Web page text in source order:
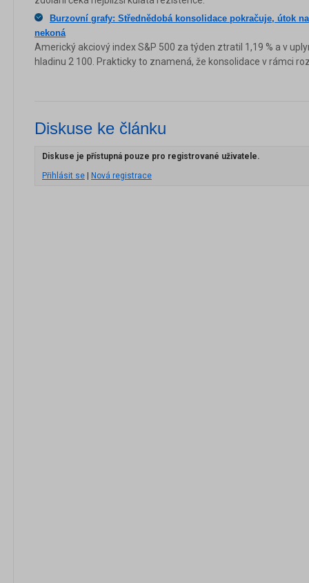
Burzovní grafy: Střednědobá konsolidace pokračuje, útok
nekoná
Americký akciový index S&P 500 za týden ztratil 1,19 % a v
hladinu 2 100. Prakticky to znamená, že konsolidace v rámci
Diskuse ke článku
Diskuse je přístupná pouze pro registrované uživatele.
Přihlásit se
Nová registrace